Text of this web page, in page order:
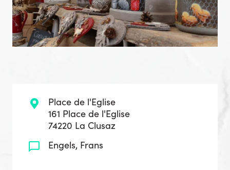
Place de l'Eglise
161 Place de l'Eglise
74220 La Clusaz
Engels, Frans